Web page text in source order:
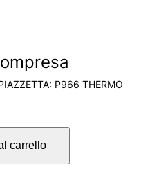
P966 THERMO
carrello